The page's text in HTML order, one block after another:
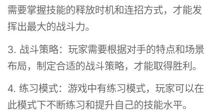
需要掌握技能的释放时机和连招方式，才能发
挥出最大的战斗力。
3. 战斗策略：玩家需要根据对手的特点和场景
布局，制定合适的战斗策略，才能取得胜利。
4. 练习模式：游戏中有练习模式，玩家可以在
此模式下不断练习和提升自己的技能水平。